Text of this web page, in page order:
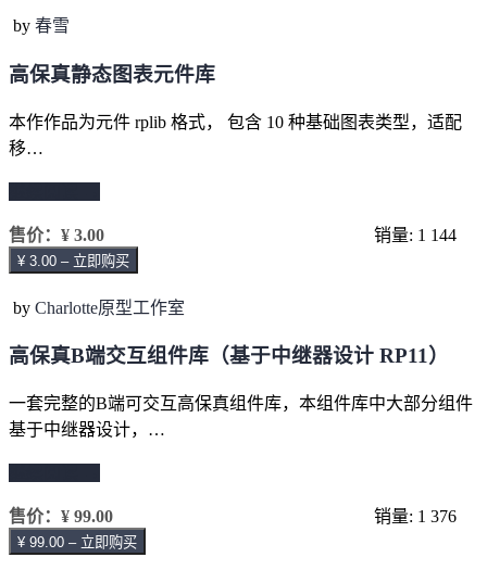
by 春雪
高保真静态图表元件库
本作作品为元件 rplib 格式， 包含 10 种基础图表类型，适配
移…
售价： ¥ 3.00 销量: 1 144
¥ 3.00 – 立即购买
by Charlotte原型工作室
高保真B端交互组件库（基于中继器设计 RP11）
一套完整的B端可交互高保真组件库，本组件库中大部分组件
基于中继器设计，…
售价： ¥ 99.00 销量: 1 376
¥ 99.00 – 立即购买